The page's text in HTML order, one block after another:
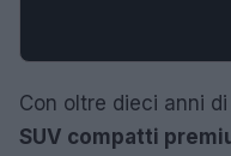
Con oltre dieci anni
SUV compatti